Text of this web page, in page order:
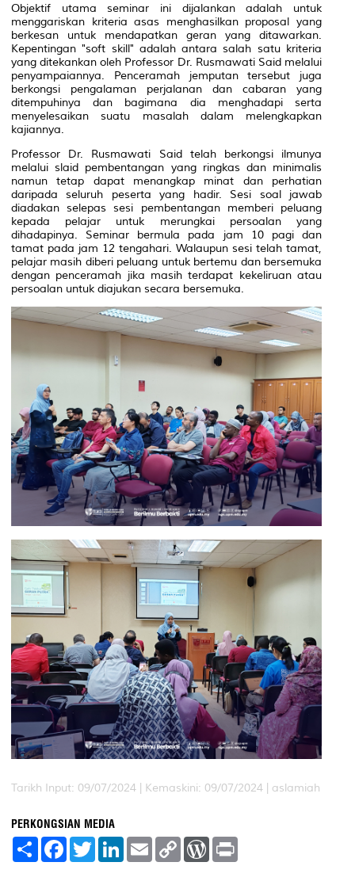
Objektif utama seminar ini dijalankan adalah untuk
menggariskan kriteria asas menghasilkan proposal yang
berkesan untuk mendapatkan geran yang ditawarkan.
Kepentingan "soft skill" adalah antara salah satu kriteria
yang ditekankan oleh Professor Dr. Rusmawati Said melalui
penyampaiannya. Penceramah jemputan tersebut juga
berkongsi pengalaman perjalanan dan cabaran yang
ditempuhinya dan bagimana dia menghadapi serta
menyelesaikan suatu masalah dalam melengkapkan
kajiannya.
Professor Dr. Rusmawati Said telah berkongsi ilmunya
melalui slaid pembentangan yang ringkas dan minimalis
namun tetap dapat menangkap minat dan perhatian
daripada seluruh peserta yang hadir. Sesi soal jawab
diadakan selepas sesi pembentangan memberi peluang
kepada pelajar untuk merungkai persoalan yang
dihadapinya. Seminar bermula pada jam 10 pagi dan
tamat pada jam 12 tengahari. Walaupun sesi telah tamat,
pelajar masih diberi peluang untuk bertemu dan bersemuka
dengan penceramah jika masih terdapat kekeliruan atau
persoalan untuk diajukan secara bersemuka.
Tarikh Input: 09/07/2024 | Kemaskini: 09/07/2024 | aslamiah
PERKONGSIAN MEDIA
S
F
a
T
w
L
E
m
C
W